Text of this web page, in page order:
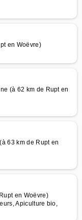
en Woëvre)
(à 62 km de Rupt en
63 km de Rupt en
en Woëvre)
Apiculture bio,